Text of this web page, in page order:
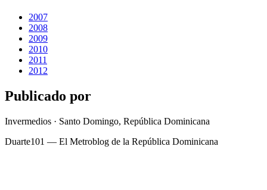
2007
2008
2009
2010
2011
2012
Publicado por
Invermedios · Santo Domingo, República Dominicana
Duarte101 — El Metroblog de la República Dominicana